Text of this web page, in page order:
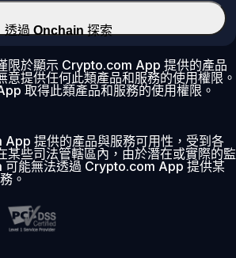
透過 Onchain 探索
限於顯示 Crypto.com App 提供的產品
意提供任何此類產品和服務的使用權限。
取得此類產品和服務的使用權限。
提供的產品與服務可用性，受到各
某些司法管轄區內，由於潛在或實際的監
能無法透過 Crypto.com App 提供某
。